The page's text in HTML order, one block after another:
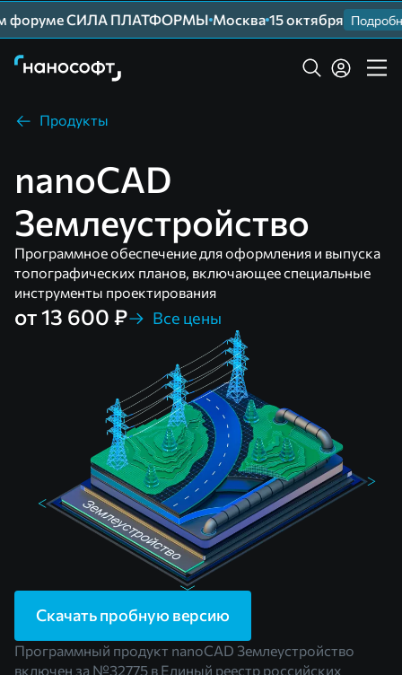
форуме СИЛА ПЛАТФОРМЫ Москва 15 октября Подробнее
Продукты
nanoCAD
Землеустройство
Программное обеспечение для оформления и выпуска
топографических планов, включающее специальные
инструменты проектирования
от 13 600 ₽ Все цены
Скачать пробную версию
Программный продукт nanoCAD Землеустройство
включен за №32775 в Единый реестр российских